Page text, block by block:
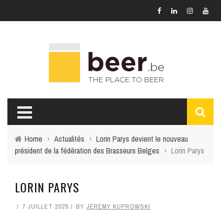
Home › Actualités › Lorin Parys devient le nouveau
président de la fédération des Brasseurs Belges › Lorin Parys
LORIN PARYS
7 JUILLET 2025 BY JÉRÉMY KUPROWSKI